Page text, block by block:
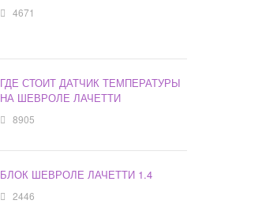
4671
ГДЕ СТОИТ ДАТЧИК ТЕМПЕРАТУРЫ
НА ШЕВРОЛЕ ЛАЧЕТТИ
8905
БЛОК ШЕВРОЛЕ ЛАЧЕТТИ 1.4
2446